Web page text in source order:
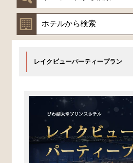
レイクビューパーティープラン